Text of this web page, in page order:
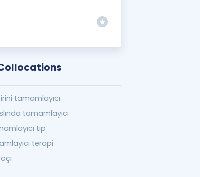
tamamlayıcı
tamamlayıcı
tıp
terapi